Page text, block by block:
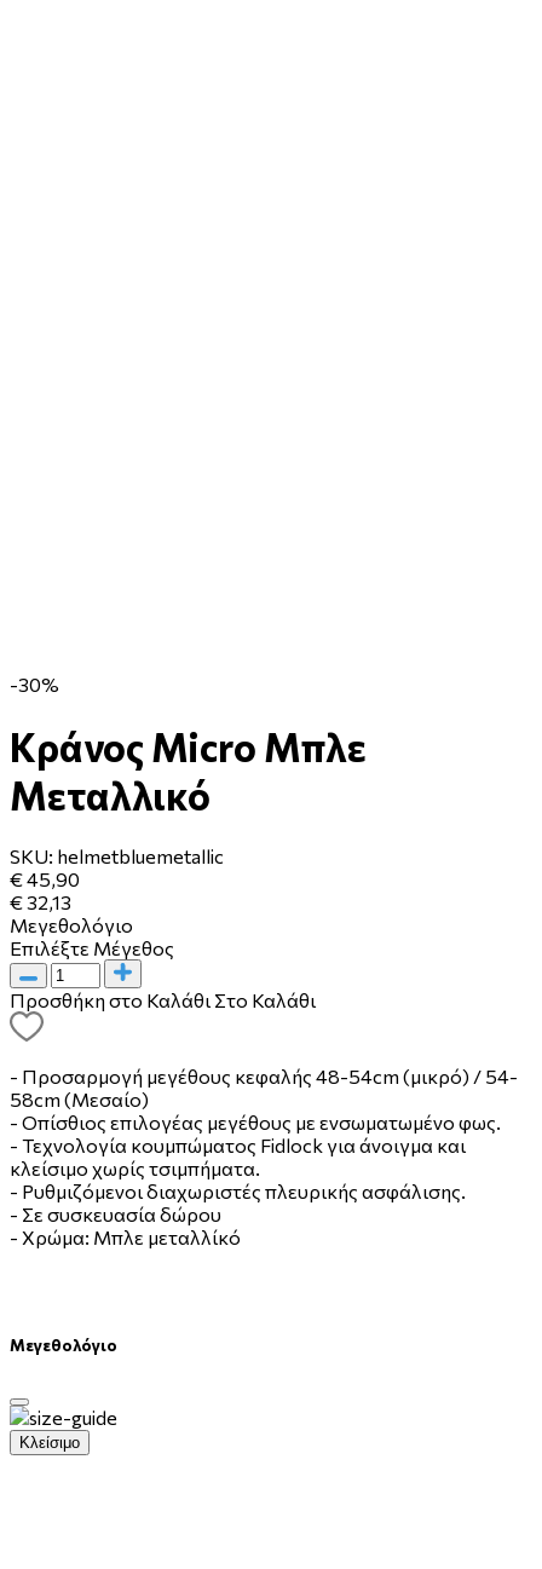
-30%
Κράνος Micro Μπλε
Μεταλλικό
SKU: helmetbluemetallic
€ 45,90
€ 32,13
Μεγεθολόγιο
Επιλέξτε Μέγεθος
Προσθήκη στο Καλάθι Στο Καλάθι
- Προσαρμογή μεγέθους κεφαλής 48-54cm (μικρό) / 54-
58cm (Μεσαίο)
- Οπίσθιος επιλογέας μεγέθους με ενσωματωμένο φως.
- Τεχνολογία κουμπώματος Fidlock για άνοιγμα και
κλείσιμο χωρίς τσιμπήματα.
- Ρυθμιζόμενοι διαχωριστές πλευρικής ασφάλισης.
- Σε συσκευασία δώρου
- Χρώμα: Μπλε μεταλλίκό
Μεγεθολόγιο
Κλείσιμο